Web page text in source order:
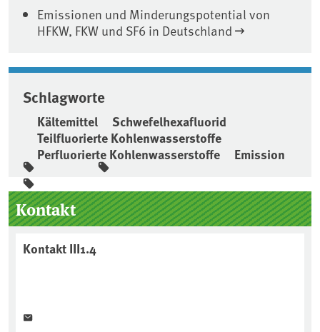
Emissionen und Minderungspotential von
HFKW, FKW und SF6 in Deutschland
Schlagworte
Kältemittel
Schwefelhexafluorid
Teilfluorierte Kohlenwasserstoffe
Perfluorierte Kohlenwasserstoffe
Emission
Seitenleiste
Kontakt
Kontakt III1.4